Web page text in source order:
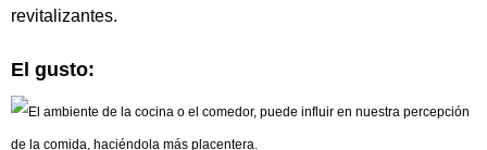
revitalizantes.
El gusto: